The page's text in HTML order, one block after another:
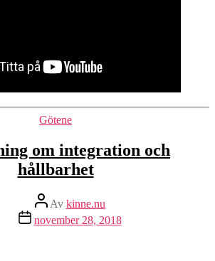
Kategorier
Götene
om integration och
hållbarhet
Inläggsförfattare
Av kinne.nu
Inläggsdatum
november 28, 2018